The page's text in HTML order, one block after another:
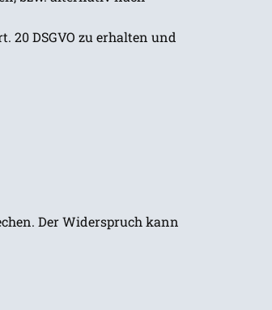
20 DSGVO zu erhalten und
Der Widerspruch kann